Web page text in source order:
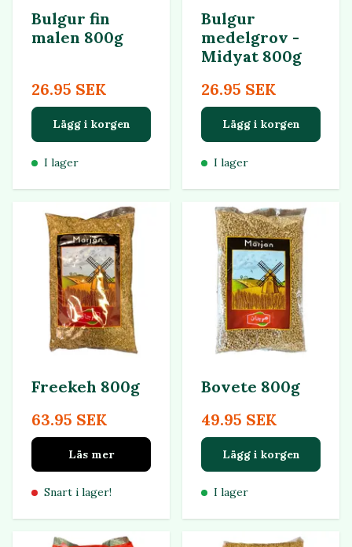
Bulgur fin
malen 800g
26.95 SEK
Lägg i korgen
I lager
Bulgur
medelgrov -
Midyat 800g
26.95 SEK
Lägg i korgen
I lager
Freekeh 800g
63.95 SEK
Läs mer
Snart i lager!
Bovete 800g
49.95 SEK
Lägg i korgen
I lager